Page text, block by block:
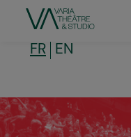
contenu
FR EN